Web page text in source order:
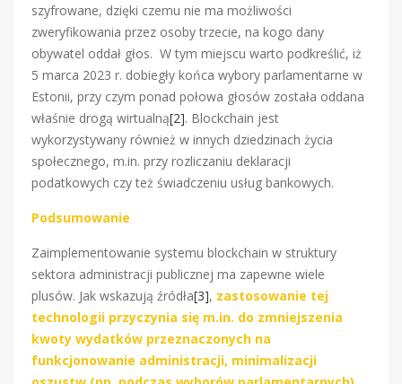
szyfrowane, dzięki czemu nie ma możliwości
zweryfikowania przez osoby trzecie, na kogo dany
obywatel oddał głos. W tym miejscu warto podkreślić, iż
5 marca 2023 r. dobiegły końca wybory parlamentarne w
Estonii, przy czym ponad połowa głosów została oddana
właśnie drogą wirtualną[2]. Blockchain jest
wykorzystywany również w innych dziedzinach życia
społecznego, m.in. przy rozliczaniu deklaracji
podatkowych czy też świadczeniu usług bankowych.
Podsumowanie
Zaimplementowanie systemu blockchain w struktury
sektora administracji publicznej ma zapewne wiele
plusów. Jak wskazują źródła[3], zastosowanie tej
technologii przyczynia się m.in. do zmniejszenia
kwoty wydatków przeznaczonych na
funkcjonowanie administracji, minimalizacji